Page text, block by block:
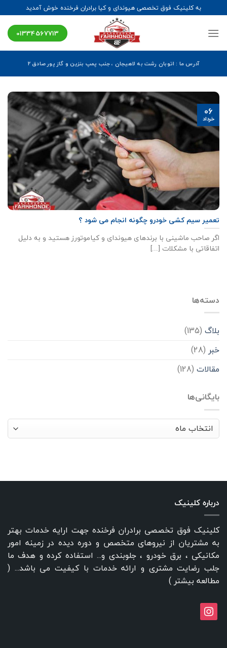
to
content
به کلینیک فوق تخصصی هیوندای و کیا برادران فرخنده خوش آمدید
01334567713
آدرس ما : اتوبان رشت به لاهیجان ، جنب پمپ بنزین و گاز پور صادق ۲
تعمیر سیم کشی خودرو چگونه انجام می شود ؟
اگر صاحب ماشینی با برندهای هیوندای و کیاموتورز هستید و به دلیل
اتفاقاتی با مشکلات [...]
06
خرداد
دسته‌ها
بلاگ (135)
خبر (28)
مقالات (128)
بایگانی‌ها
بایگانی‌ها
درباره کلینیک
کلینیک فوق تخصصی برادران فرخنده جهت ارایه خدمات بهتر
به مشتریان از نیروهای متخصص و دوره دیده در زمینه امور
مکانیکی ، برق خودرو ، جلوبندی و... استفاده کرده و هدف ما
جلب رضایت مشتری و ارائه خدمات با کیفیت می باشد... (
مطالعه بیشتر )
instagram